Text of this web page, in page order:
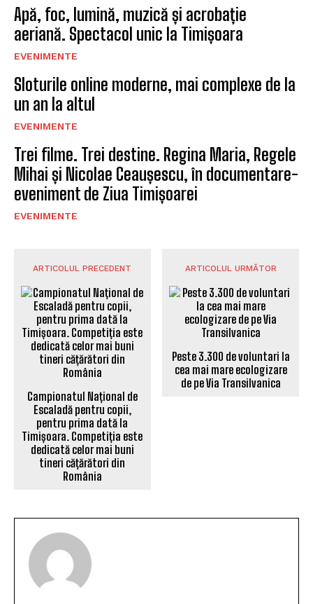
Apă, foc, lumină, muzică și acrobație
aeriană. Spectacol unic la Timișoara
EVENIMENTE
Sloturile online moderne, mai complexe de la
un an la altul
EVENIMENTE
Trei filme. Trei destine. Regina Maria, Regele
Mihai și Nicolae Ceaușescu, în documentare-
eveniment de Ziua Timișoarei
EVENIMENTE
ARTICOLUL PRECEDENT
Campionatul Național de
Escaladă pentru copii,
pentru prima dată la
Timișoara. Competiția este
dedicată celor mai buni
tineri cățărători din
România
ARTICOLUL URMĂTOR
Peste 3.300 de voluntari la
cea mai mare ecologizare
de pe Via Transilvanica